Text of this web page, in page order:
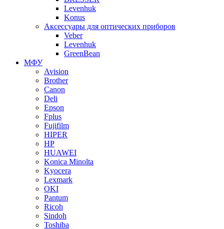
Levenhuk
Konus
Аксессуары для оптических приборов
Veber
Levenhuk
GreenBean
МФУ
Avision
Brother
Canon
Deli
Epson
Fplus
Fujifilm
HIPER
HP
HUAWEI
Konica Minolta
Kyocera
Lexmark
OKI
Pantum
Ricoh
Sindoh
Toshiba